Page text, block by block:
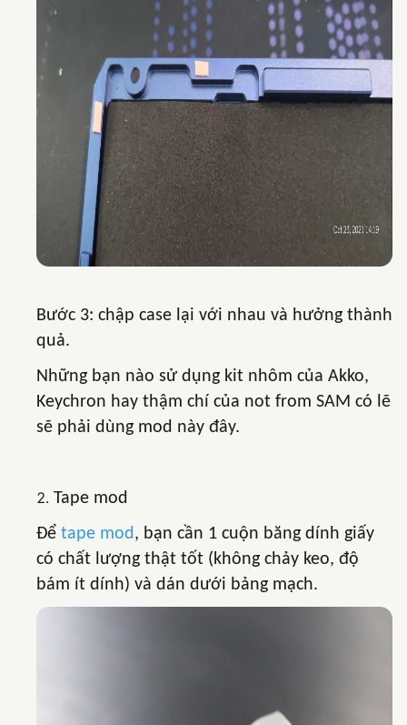
Bước 3: chập case lại với nhau và hưởng thành
quả.
Những bạn nào sử dụng kit nhôm của Akko,
Keychron hay thậm chí của not from SAM có lẽ
sẽ phải dùng mod này đây.
Tape mod
Để tape mod, bạn cần 1 cuộn băng dính giấy
có chất lượng thật tốt (không chảy keo, độ
bám ít dính) và dán dưới bảng mạch.